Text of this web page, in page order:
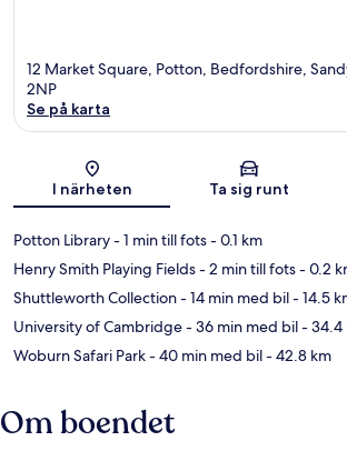
12 Market Square, Potton, Bedfordshire,
2NP
Se på karta
I närheten Ta sig runt
Potton Library- 1 min till fots- 0.1 km
Henry Smith Playing Fields- 2 min till fots- 0.2
Shuttleworth Collection- 14 min med bil- 14.5
University of Cambridge- 36 min med bil- 34.4
Woburn Safari Park- 40 min med bil- 42.8 km
Om boendet